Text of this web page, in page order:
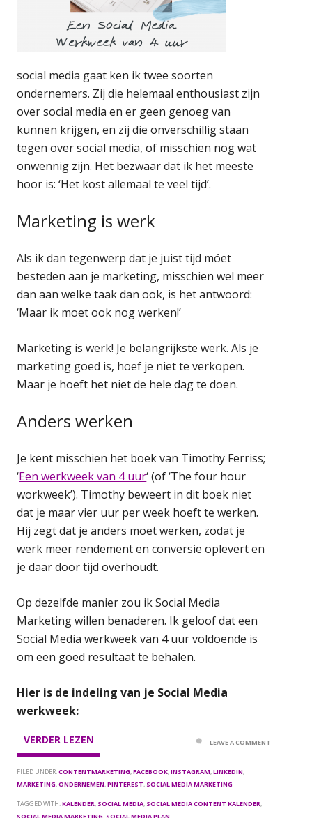
social media gaat ken ik twee soorten
ondernemers. Zij die helemaal enthousiast zijn
over social media en er geen genoeg van
kunnen krijgen, en zij die onverschillig staan
tegen over social media, of misschien nog wat
onwennig zijn. Het bezwaar dat ik het meeste
hoor is: ‘Het kost allemaal te veel tijd’.
Marketing is werk
Als ik dan tegenwerp dat je juist tijd móet
besteden aan je marketing, misschien wel meer
dan aan welke taak dan ook, is het antwoord:
‘Maar ik moet ook nog werken!’
Marketing is werk! Je belangrijkste werk. Als je
marketing goed is, hoef je niet te verkopen.
Maar je hoeft het niet de hele dag te doen.
Anders werken
Je kent misschien het boek van Timothy Ferriss;
‘Een werkweek van 4 uur‘ (of ‘The four hour
workweek’). Timothy beweert in dit boek niet
dat je maar vier uur per week hoeft te werken.
Hij zegt dat je anders moet werken, zodat je
werk meer rendement en conversie oplevert en
je daar door tijd overhoudt.
Op dezelfde manier zou ik Social Media
Marketing willen benaderen. Ik geloof dat een
Social Media werkweek van 4 uur voldoende is
om een goed resultaat te behalen.
Hier is de indeling van je Social Media
werkweek:
VERDER LEZEN
FILED UNDER:CONTENTMARKETING,FACEBOOK,INSTAGRAM,LINKEDIN,
MARKETING,ONDERNEMEN,PINTEREST, SOCIAL MEDIA MARKETING
TAGGED WITH:KALENDER, SOCIAL MEDIA, SOCIAL MEDIA CONTENT KALENDER,
LEAVE A COMMENT